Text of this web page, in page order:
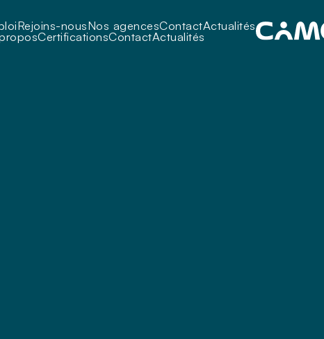
Rejoins-nousNos agencesContactActualités
CertificationsContactActualités